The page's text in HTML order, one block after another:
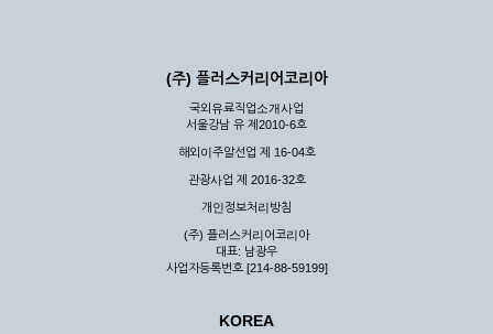
(주) 플러스커리어코리아
국외유료직업소개사업
서울강남 유 제2010-6호
해외이주알선업 제 16-04호
관광사업 제 2016-32호
개인정보처리방침
(주) 플러스커리어코리아
대표: 남광우
사업자등록번호 [214-88-59199]
KOREA